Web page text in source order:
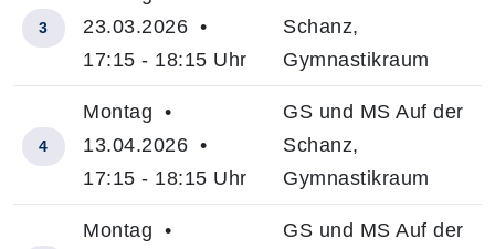
3
23.03.2026 •
17:15 - 18:15 Uhr
Schanz,
Gymnastikraum
4
Montag •
13.04.2026 •
17:15 - 18:15 Uhr
GS und MS Auf der
Schanz,
Gymnastikraum
Montag •
GS und MS Auf der